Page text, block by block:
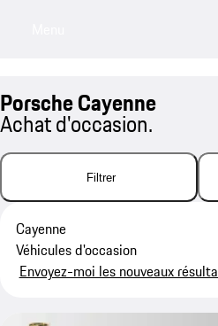
Porsche Cayenne
Achat d'occasion.
Filtrer
Cayenne
Véhicules d'occasion
Envoyez-moi les nouveaux